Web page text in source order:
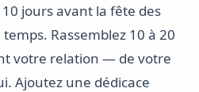
jours avant la fête des
Rassemblez 10 à 20
votre relation — de votre
Ajoutez une dédicace